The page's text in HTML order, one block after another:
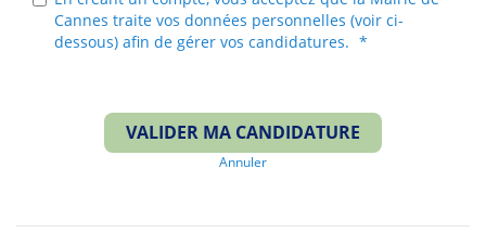
Cannes traite vos données personnelles (voir ci-
dessous) afin de gérer vos candidatures.
Annuler
VALIDER MA CANDIDATURE